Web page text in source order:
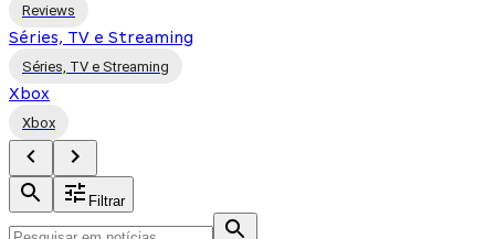
Reviews
Séries, TV e Streaming
Séries, TV e Streaming
Xbox
Xbox
Filtrar